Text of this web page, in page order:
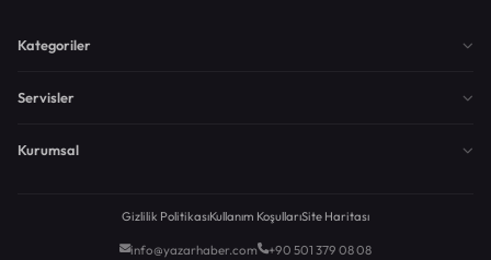
Kategoriler
Servisler
Kurumsal
Gizlilik PolitikasıKullanım KoşullarıSite Haritası
info@yazarhaber.com +90 501 379 08 08